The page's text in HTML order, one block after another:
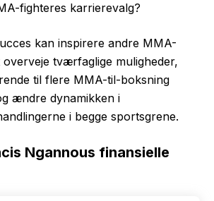
fighteres karrierevalg?
kan inspirere andre MMA-
tværfaglige muligheder,
til flere MMA-til-boksning
ændre dynamikken i
i begge sportsgrene.
Ngannous finansielle